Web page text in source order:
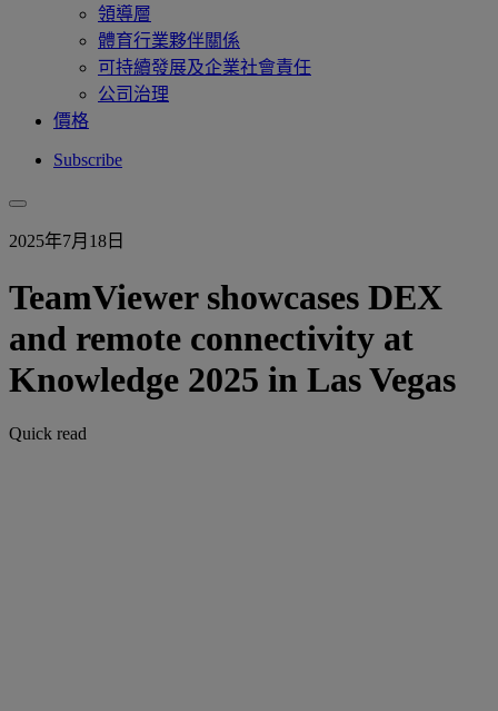
領導層
體育行業夥伴關係
可持續發展及企業社會責任
公司治理
價格
Subscribe
2025年7月18日
TeamViewer showcases DEX
and remote connectivity at
Knowledge 2025 in Las Vegas
Quick read